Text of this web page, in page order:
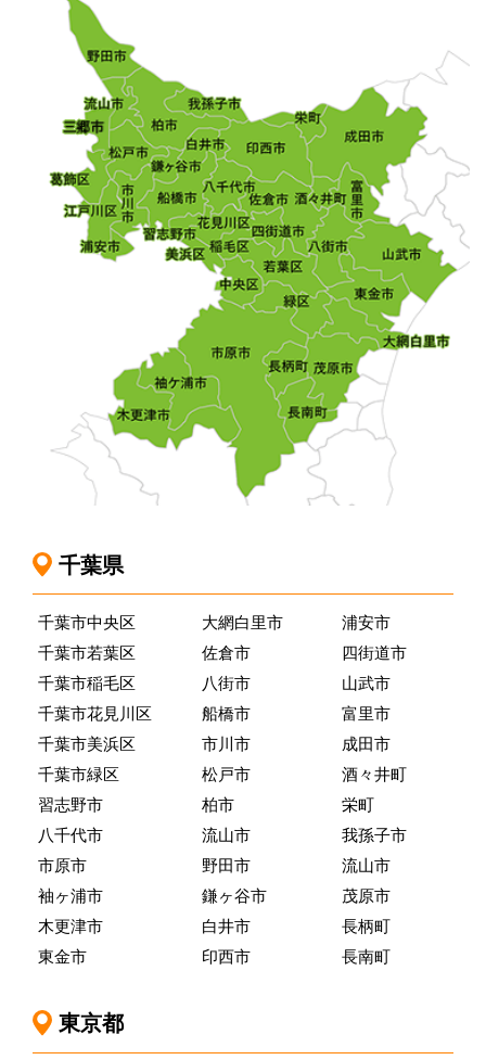
千葉県
千葉市中央区
千葉市若葉区
千葉市稲毛区
千葉市花見川区
千葉市美浜区
千葉市緑区
習志野市
八千代市
市原市
袖ヶ浦市
木更津市
東金市
大網白里市
佐倉市
八街市
船橋市
市川市
松戸市
柏市
流山市
野田市
鎌ヶ谷市
白井市
印西市
浦安市
四街道市
山武市
富里市
成田市
酒々井町
栄町
我孫子市
流山市
茂原市
長柄町
長南町
東京都